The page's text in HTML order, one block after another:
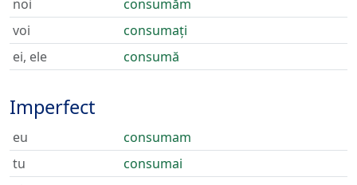
noi
consumăm
voi
consumați
ei, ele
consumă
Imperfect
eu
consumam
tu
consumai